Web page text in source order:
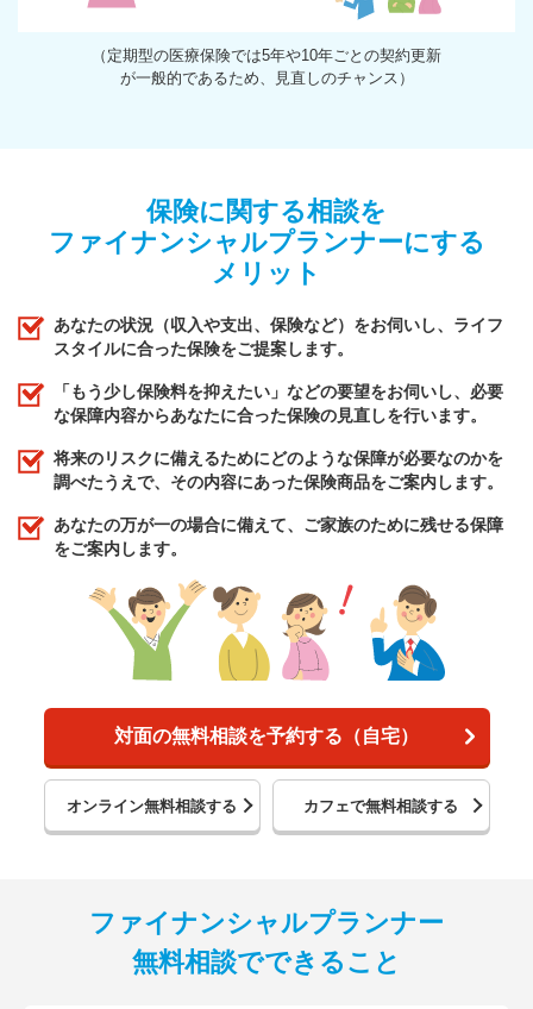
（定期型の医療保険では5年や10年ごとの契約更新
が一般的であるため、見直しのチャンス）
保険に関する相談を
ファイナンシャルプランナーにする
メリット
あなたの状況（収入や支出、保険など）をお伺いし、ライフ
スタイルに合った保険をご提案します。
「もう少し保険料を抑えたい」などの要望をお伺いし、必要
な保障内容からあなたに合った保険の見直しを行います。
将来のリスクに備えるためにどのような保障が必要なのかを
調べたうえで、その内容にあった保険商品をご案内します。
あなたの万が一の場合に備えて、ご家族のために残せる保障
をご案内します。
対面の無料相談を予約する（自宅）
オンライン無料相談する カフェで無料相談する
ファイナンシャルプランナー
無料相談でできること